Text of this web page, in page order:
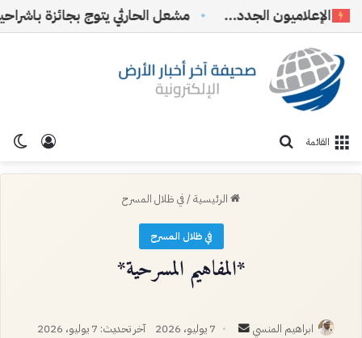
الإعلاميون الجدد…
تسجيل القائمة
الرئيسية/في ظلال المسرح
في ظلال المسرح
*المفاهيم المسرحية*
ابراهيم المنسي
أرسل 7 يوليو، 2026
آخر تحديث: 7 يوليو، 2026